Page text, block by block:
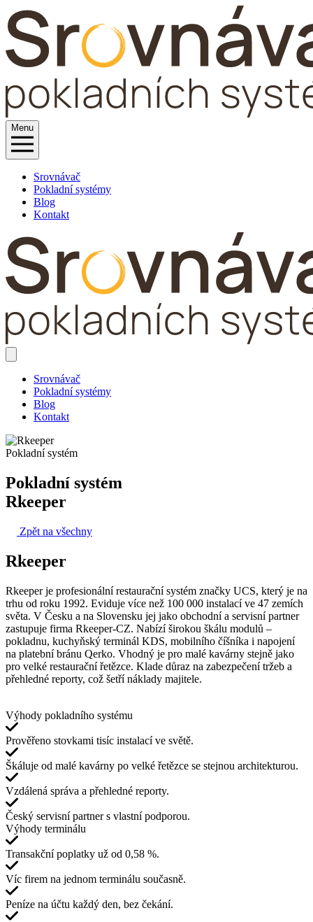
Menu
Srovnávač
Pokladní systémy
Blog
Kontakt
Srovnávač
Pokladní systémy
Blog
Kontakt
Pokladní systém
Pokladní systém
Rkeeper
Zpět na všechny
Rkeeper
Rkeeper je profesionální restaurační systém značky UCS, který je na
trhu od roku 1992. Eviduje více než 100 000 instalací ve 47 zemích
světa. V Česku a na Slovensku jej jako obchodní a servisní partner
zastupuje firma Rkeeper-CZ. Nabízí širokou škálu modulů –
pokladnu, kuchyňský terminál KDS, mobilního číšníka i napojení
na platební bránu Qerko. Vhodný je pro malé kavárny stejně jako
pro velké restaurační řetězce. Klade důraz na zabezpečení tržeb a
přehledné reporty, což šetří náklady majitele.
Výhody pokladního systému
Prověřeno stovkami tisíc instalací ve světě.
Škáluje od malé kavárny po velké řetězce se stejnou architekturou.
Vzdálená správa a přehledné reporty.
Český servisní partner s vlastní podporou.
Výhody terminálu
Transakční poplatky už od 0,58 %.
Víc firem na jednom terminálu současně.
Peníze na účtu každý den, bez čekání.